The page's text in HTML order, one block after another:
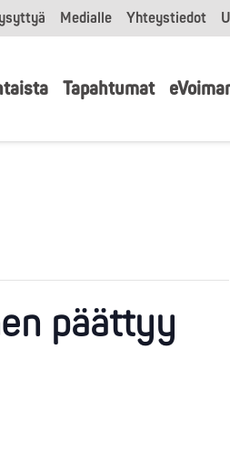
Medialle Yhteystiedot
Tapahtumat
päättyy